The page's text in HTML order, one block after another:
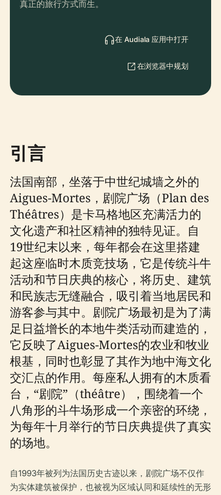
真正的旅行方式而生。
在 Audiala 应用中打开
在浏览器中规划
引言
法国南部，坐落于中世纪城墙之外的
Aigues-Mortes，剧院广场（Plan des
Théâtres）是卡马格地区充满活力的
文化遗产和社区精神的独特见证。自
19世纪末以来，每年都会在这里搭建
起这座临时木质竞技场，它是传统斗牛
活动和节日庆典的核心，将历史、建筑
和民族志无缝融合，吸引着当地居民和
游客参与其中。剧院广场最初是为了满
足日益增长的本地牛类活动而建造的，
它反映了Aigues-Mortes的农业和牧业
根基，同时也彰显了其作为地中海文化
交汇点的作用。每座私人拥有的木质看
台，“剧院”（théâtre），围绕着一个
八角形的斗牛场形成一个亲密的环绕，
为每年十月举行的节日庆典提供了真实
的场地。
自1993年被列为法国历史古迹以来，剧院广场不仅作
为实体建筑被保护，也被视为区域认同和延续性的无形